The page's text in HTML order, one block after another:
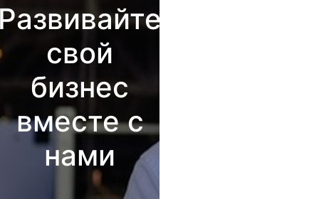
свой
бизнес
вместе с
нами